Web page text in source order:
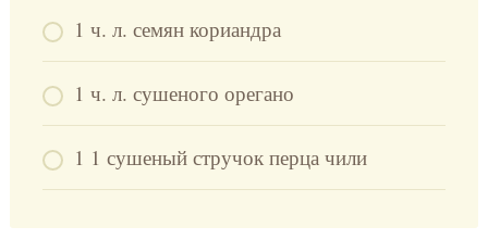
1 ч. л. семян кориандра
1 ч. л. сушеного орегано
1 1 сушеный стручок перца чили